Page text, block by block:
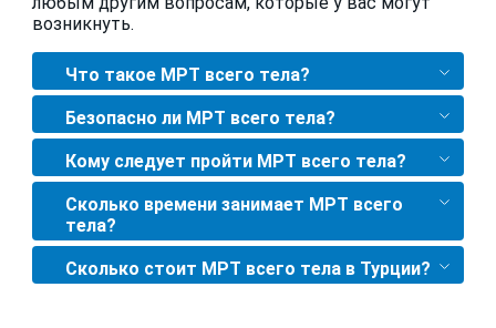
возникнуть.
Что такое МРТ всего тела?
Безопасно ли МРТ всего тела?
Кому следует пройти МРТ всего тела?
Сколько времени занимает МРТ всего
тела?
Сколько стоит МРТ всего тела в Турции?